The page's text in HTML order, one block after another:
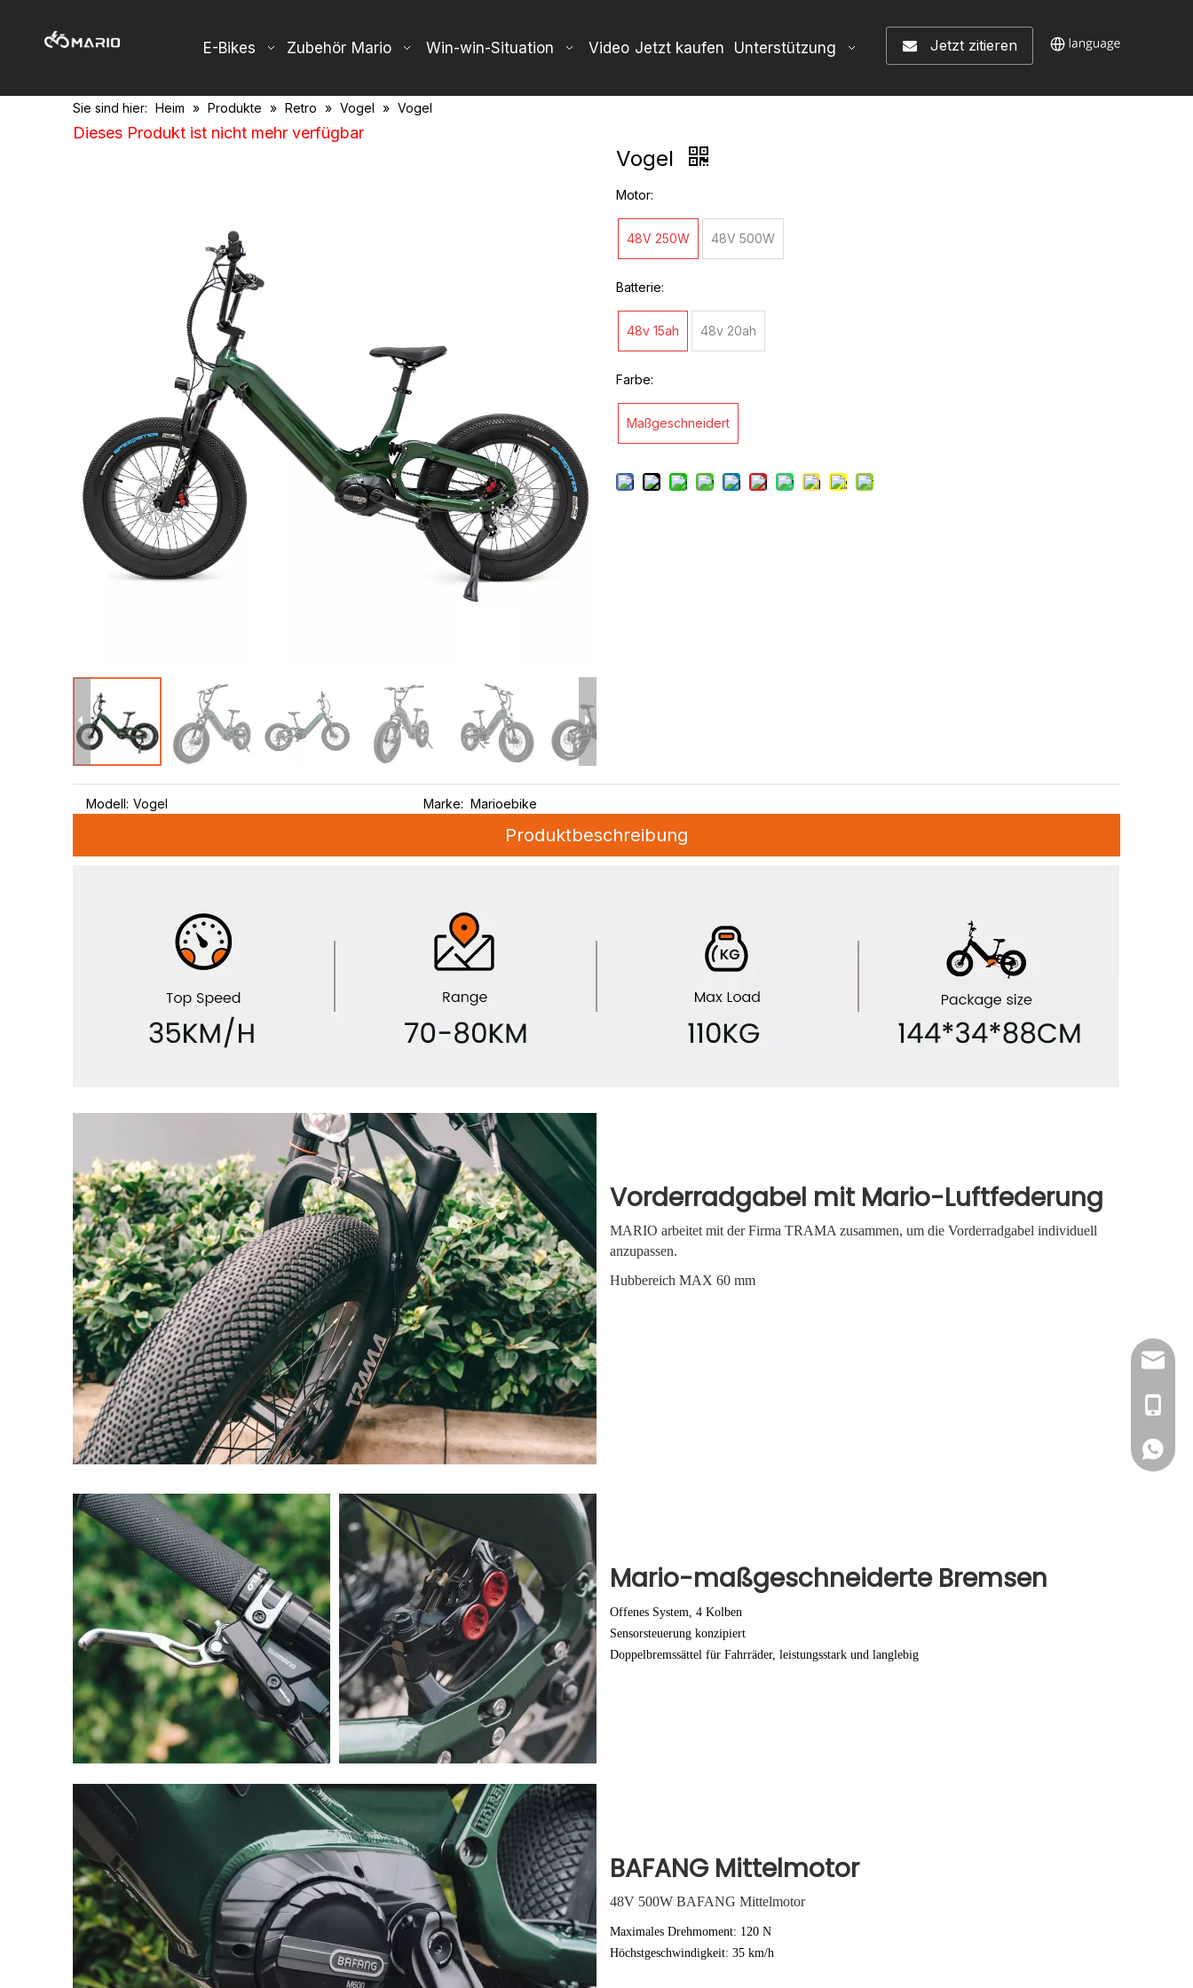
E-Bikes Zubehör Mario Win-win-Situation Video Jetzt kaufen Unterstützung Jetzt zitieren
Sie sind hier: Heim » Produkte » Retro » Vogel » Vogel
Dieses Produkt ist nicht mehr verfügbar
Vogel
Motor:
48V 250W 48V 500W
Batterie:
48v 15ah 48v 20ah
Farbe:
Maßgeschneidert
Modell: Vogel Marke: Marioebike
Produktbeschreibung
Vorderradgabel mit Mario-Luftfederung
MARIO arbeitet mit der Firma TRAMA zusammen, um die Vorderradgabel individuell
anzupassen.
Hubbereich MAX 60 mm
Mario-maßgeschneiderte Bremsen
Offenes System, 4 Kolben
Sensorsteuerung konzipiert
Doppelbremssättel für Fahrräder, leistungsstark und langlebig
BAFANG Mittelmotor
48V 500W BAFANG Mittelmotor
Maximales Drehmoment: 120 N
Höchstgeschwindigkeit: 35 km/h
+86